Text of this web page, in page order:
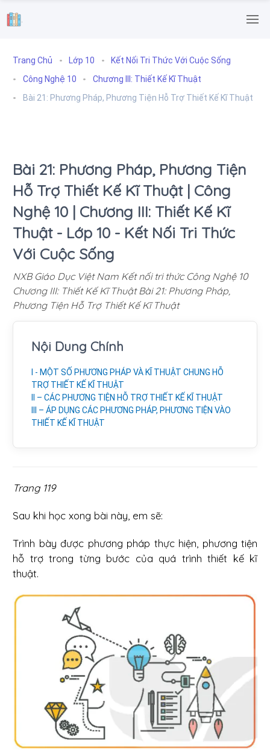
.
Trang Chủ Lớp 10
Kết Nối Tri Thức Với Cuộc Sống
Công Nghệ 10
Chương III: Thiết Kế Kĩ Thuật
Bài 21: Phương Pháp, Phương Tiện Hỗ Trợ Thiết Kế Kĩ Thuật
Bài 21: Phương Pháp, Phương Tiện
Hỗ Trợ Thiết Kế Kĩ Thuật | Công
Nghệ 10 | Chương III: Thiết Kế Kĩ
Thuật - Lớp 10 - Kết Nối Tri Thức
Với Cuộc Sống
NXB Giáo Dục Việt Nam Kết nối tri thức Công Nghệ 10
Chương III: Thiết Kế Kĩ Thuật Bài 21: Phương Pháp,
Phương Tiện Hỗ Trợ Thiết Kế Kĩ Thuật
Nội Dung Chính
I - MỘT SỐ PHƯƠNG PHÁP VÀ KĨ THUẬT CHUNG HỖ
TRỢ THIẾT KẾ KĨ THUẬT
II – CÁC PHƯƠNG TIỆN HỖ TRỢ THIẾT KẾ KĨ THUẬT
III – ÁP DỤNG CÁC PHƯƠNG PHÁP, PHƯƠNG TIỆN VÀO
THIẾT KẾ KĨ THUẬT
Trang 119
Sau khi học xong bài này, em sẽ:
Trình bày được phương pháp thực hiện, phương tiện
hỗ trợ trong từng bước của quá trình thiết kế kĩ
thuật.